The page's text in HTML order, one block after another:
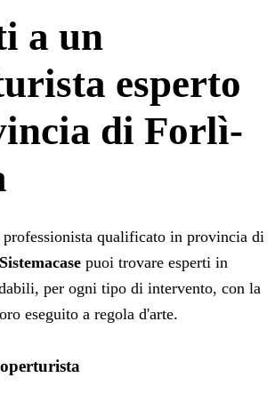
a un
esperto
di Forlì-
qualificato in provincia di
Sistemacase puoi trovare esperti in
per ogni tipo di intervento, con la
eseguito a regola d'arte.